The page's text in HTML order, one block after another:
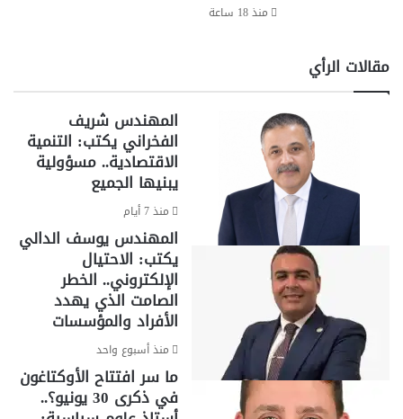
منذ 18 ساعة
مقالات الرأي
المهندس شريف
الفخراني يكتب: التنمية
الاقتصادية.. مسؤولية
يبنيها الجميع
منذ 7 أيام
المهندس يوسف الدالي
يكتب: الاحتيال
الإلكتروني.. الخطر
الصامت الذي يهدد
الأفراد والمؤسسات
منذ أسبوع واحد
ما سر افتتاح الأوكتاغون
في ذكرى 30 يونيو؟..